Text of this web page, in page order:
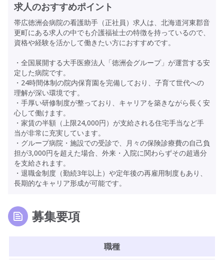
求人のおすすめポイント
帯広徳洲会病院の看護助手（正社員）求人は、北海道河東郡音
更町にある求人の中でも介護福祉士の特徴を持っているので、
資格や経験を活かして働きたい方におすすめです。
・全国展開する大手医療法人「徳洲会グループ」が運営する安
定した病院です。
・24時間体制の院内保育園を完備しており、子育て世代への
理解が深い環境です。
・手厚い研修制度が整っており、キャリアを築きながら長く安
心して働けます。
・家賃の半額（上限24,000円）が支給される住宅手当など手
当が非常に充実しています。
・グループ病院・施設での受診で、月々の保険診療費の自己負
担が3,000円を超えた場合、外来・入院に関わらずその超過分
を支給されます。
・退職金制度（勤続3年以上）や定年後の再雇用制度もあり、
長期的なキャリア形成が可能です。
募集要項
職種